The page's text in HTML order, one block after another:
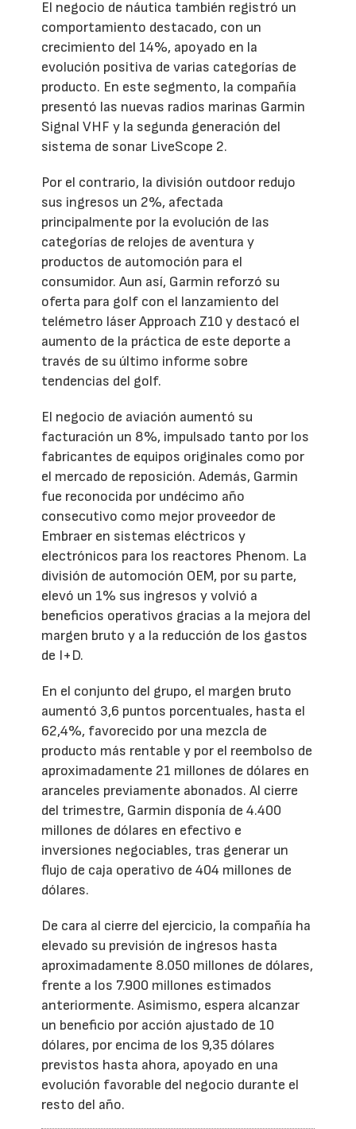
El negocio de náutica también registró un
comportamiento destacado, con un
crecimiento del 14%, apoyado en la
evolución positiva de varias categorías de
producto. En este segmento, la compañía
presentó las nuevas radios marinas Garmin
Signal VHF y la segunda generación del
sistema de sonar LiveScope 2.
Por el contrario, la división outdoor redujo
sus ingresos un 2%, afectada
principalmente por la evolución de las
categorías de relojes de aventura y
productos de automoción para el
consumidor. Aun así, Garmin reforzó su
oferta para golf con el lanzamiento del
telémetro láser Approach Z10 y destacó el
aumento de la práctica de este deporte a
través de su último informe sobre
tendencias del golf.
El negocio de aviación aumentó su
facturación un 8%, impulsado tanto por los
fabricantes de equipos originales como por
el mercado de reposición. Además, Garmin
fue reconocida por undécimo año
consecutivo como mejor proveedor de
Embraer en sistemas eléctricos y
electrónicos para los reactores Phenom. La
división de automoción OEM, por su parte,
elevó un 1% sus ingresos y volvió a
beneficios operativos gracias a la mejora del
margen bruto y a la reducción de los gastos
de I+D.
En el conjunto del grupo, el margen bruto
aumentó 3,6 puntos porcentuales, hasta el
62,4%, favorecido por una mezcla de
producto más rentable y por el reembolso de
aproximadamente 21 millones de dólares en
aranceles previamente abonados. Al cierre
del trimestre, Garmin disponía de 4.400
millones de dólares en efectivo e
inversiones negociables, tras generar un
flujo de caja operativo de 404 millones de
dólares.
De cara al cierre del ejercicio, la compañía ha
elevado su previsión de ingresos hasta
aproximadamente 8.050 millones de dólares,
frente a los 7.900 millones estimados
anteriormente. Asimismo, espera alcanzar
un beneficio por acción ajustado de 10
dólares, por encima de los 9,35 dólares
previstos hasta ahora, apoyado en una
evolución favorable del negocio durante el
resto del año.